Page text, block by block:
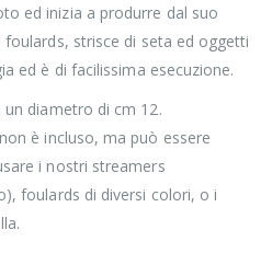
ed inizia a produrre dal suo
strisce di seta ed oggetti
ed è di facilissima esecuzione.
diametro di cm 12.
è incluso, ma può essere
i nostri streamers
foulards di diversi colori, o i